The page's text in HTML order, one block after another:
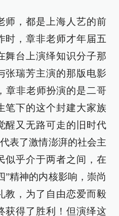
师，都是上海人艺的前
时，章非老师才年届五
舞台上演绎知识分子那
张瑞芳主演的那版电影
章非老师扮演的是二哥
笔下的这个封建大家族
醒又无路可走的旧时代
表了激情澎湃的社会主
似乎介于两者之间，在
”精神的内核影响，崇尚
教，为了自由恋爱而毅
获得了胜利！但演绎这